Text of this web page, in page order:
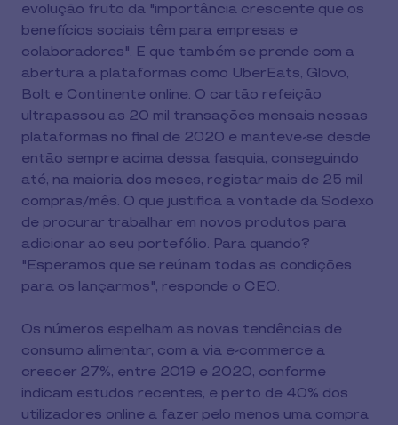
evolução fruto da "importância crescente que os
benefícios sociais têm para empresas e
colaboradores". E que também se prende com a
abertura a plataformas como UberEats, Glovo,
Bolt e Continente online. O cartão refeição
ultrapassou as 20 mil transações mensais nessas
plataformas no final de 2020 e manteve-se desde
então sempre acima dessa fasquia, conseguindo
até, na maioria dos meses, registar mais de 25 mil
compras/mês. O que justifica a vontade da Sodexo
de procurar trabalhar em novos produtos para
adicionar ao seu portefólio. Para quando?
"Esperamos que se reúnam todas as condições
para os lançarmos", responde o CEO.
Os números espelham as novas tendências de
consumo alimentar, com a via e-commerce a
crescer 27%, entre 2019 e 2020, conforme
indicam estudos recentes, e perto de 40% dos
utilizadores online a fazer pelo menos uma compra